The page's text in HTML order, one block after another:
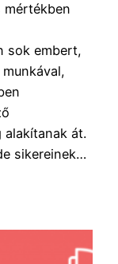
mértékben
sok embert,
alakítanak át.
sikereinek…